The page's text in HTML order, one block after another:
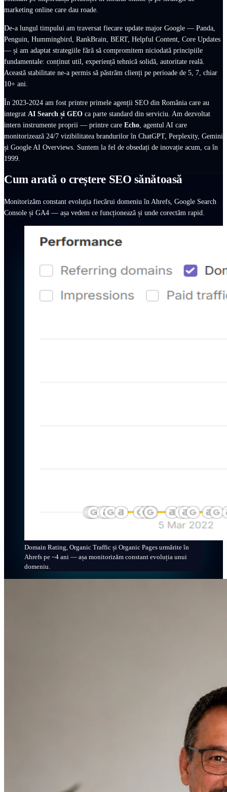
marketing online care dau roade.
De-a lungul timpului am traversat fiecare update major Google — Panda,
Penguin, Hummingbird, RankBrain, BERT, Helpful Content, Core Updates
— și am adaptat strategiile fără să compromitem niciodată principiile
fundamentale: conținut util, experiență tehnică solidă, autoritate reală.
Această stabilitate ne-a permis să păstrăm clienți pe perioade de 5, 7, chiar
10+ ani.
În 2023-2024 am fost printre primele agenții SEO din România care au
integrat AI Search și GEO ca parte standard din serviciu. Am dezvoltat
intern instrumente proprii — printre care Echo , agentul AI care
monitorizează 24/7 vizibilitatea brandurilor în ChatGPT, Perplexity, Gemini
și Google AI Overviews. Suntem la fel de obsedați de inovație acum, ca în
1999.
Cum arată o creștere SEO sănătoasă
Monitorizăm constant evoluția fiecărui domeniu în Ahrefs, Google Search
Console și GA4 — așa vedem ce funcționează și unde corectăm rapid.
Domain Rating, Organic Traffic și Organic Pages urmărite în
Ahrefs pe ~4 ani — așa monitorizăm constant evoluția unui
domeniu.